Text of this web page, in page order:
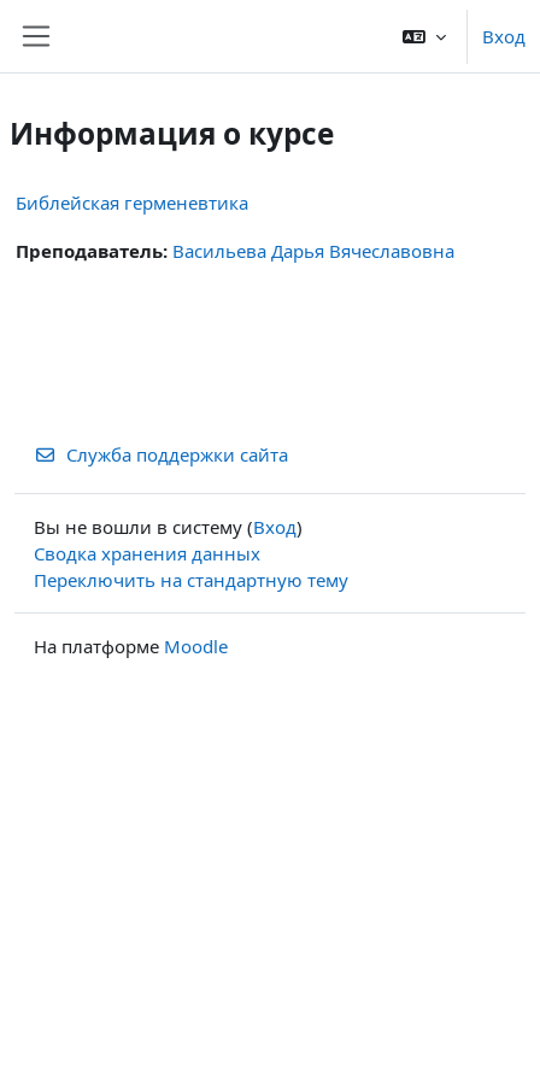
Вход
Информация о курсе
Библейская герменевтика
Преподаватель: Васильева Дарья Вячеславовна
Служба поддержки сайта
Вы не вошли в систему (Вход)
Сводка хранения данных
Переключить на стандартную тему
На платформе Moodle